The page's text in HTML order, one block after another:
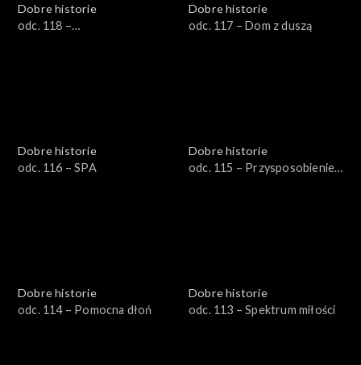
Dobre historie
odc. 118 –
Dobre historie
odc. 117 – Dom z duszą
Dobre historie
odc. 116 – SPA
Dobre historie
odc. 115 – Przysposobienie
Dobre historie
odc. 114 – Pomocna dłoń
Dobre historie
odc. 113 – Spektrum miłości